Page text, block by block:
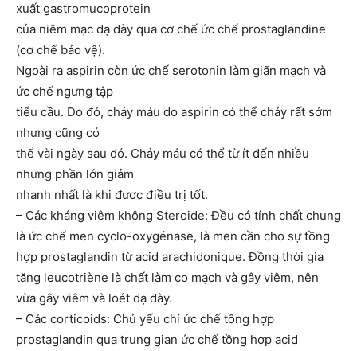
xuất gastromucoprotein
của niêm mạc dạ dày qua cơ chế ức chế prostaglandine
(cơ chế bảo vệ).
Ngoài ra aspirin còn ức chế serotonin làm giãn mạch và
ức chế ngưng tập
tiểu cầu. Do đó, chảy máu do aspirin có thể chảy rất sớm
nhưng cũng có
thể vài ngày sau đó. Chảy máu có thể từ ít đến nhiều
nhưng phần lớn giảm
nhanh nhất là khi đươc điều trị tốt.
– Các kháng viêm không Steroide: Đều có tính chất chung
là ức chế men cyclo-oxygénase, là men cần cho sự tồng
hợp prostaglandin từ acid arachidonique. Đồng thời gia
tăng leucotriène là chất làm co mạch và gây viêm, nên
vừa gây viêm và loét dạ dày.
– Các corticoids: Chủ yếu chỉ ức chế tồng hợp
prostaglandin qua trung gian ức chế tồng hợp acid